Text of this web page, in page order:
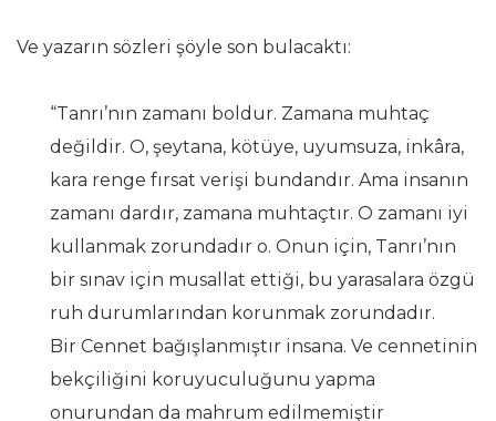
Ve yazarın sözleri şöyle son bulacaktı:
“Tanrı’nın zamanı boldur. Zamana muhtaç
değildir. O, şeytana, kötüye, uyumsuza, inkâra,
kara renge fırsat verişi bundandır. Ama insanın
zamanı dardır, zamana muhtaçtır. O zamanı iyi
kullanmak zorundadır o. Onun için, Tanrı’nın
bir sınav için musallat ettiği, bu yarasalara özgü
ruh durumlarından korunmak zorundadır.
Bir Cennet bağışlanmıştır insana. Ve cennetinin
bekçiliğini koruyuculuğunu yapma
onurundan da mahrum edilmemiştir